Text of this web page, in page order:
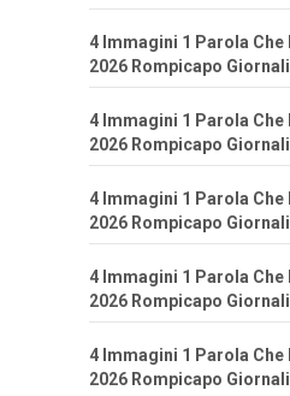
4 Immagini 1 Parola
2026 Rompicapo
4 Immagini 1 Parola
2026 Rompicapo
4 Immagini 1 Parola
2026 Rompicapo
4 Immagini 1 Parola
2026 Rompicapo
4 Immagini 1 Parola
2026 Rompicapo